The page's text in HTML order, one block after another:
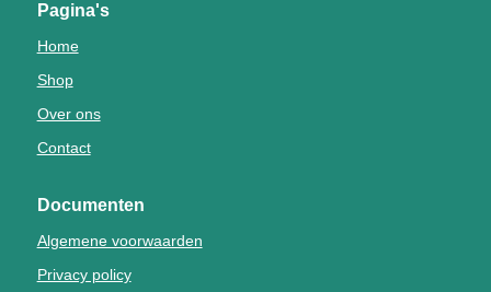
Pagina's
Home
Shop
Over ons
Contact
Documenten
Algemene voorwaarden
Privacy policy